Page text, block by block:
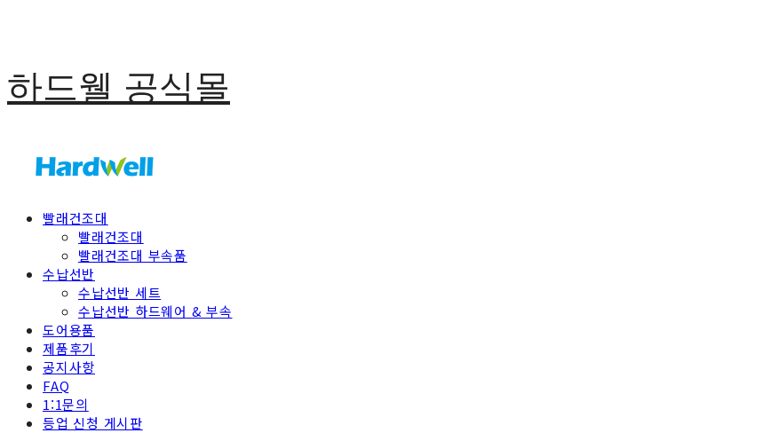
하드웰 공식몰
빨래건조대
빨래건조대
빨래건조대 부속품
수납선반
수납선반 세트
수납선반 하드웨어 & 부속
도어용품
제품후기
공지사항
FAQ
1:1문의
등업 신청 게시판